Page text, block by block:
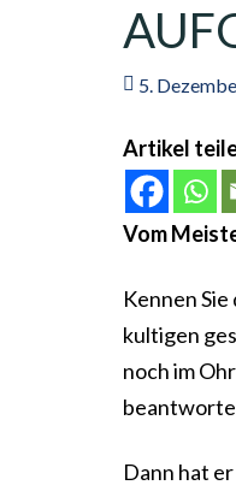
5.
Artikel
Vom
Kennen
kultigen
noch im
Dann hat